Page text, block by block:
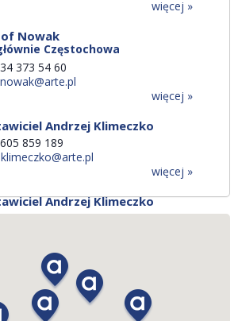
więcej »
Nowak
Częstochowa
373 54 60
więcej »
Andrzej Klimeczko
859 189
więcej »
Andrzej Klimeczko
859 189
Arkadiusz Groblewski
824 554